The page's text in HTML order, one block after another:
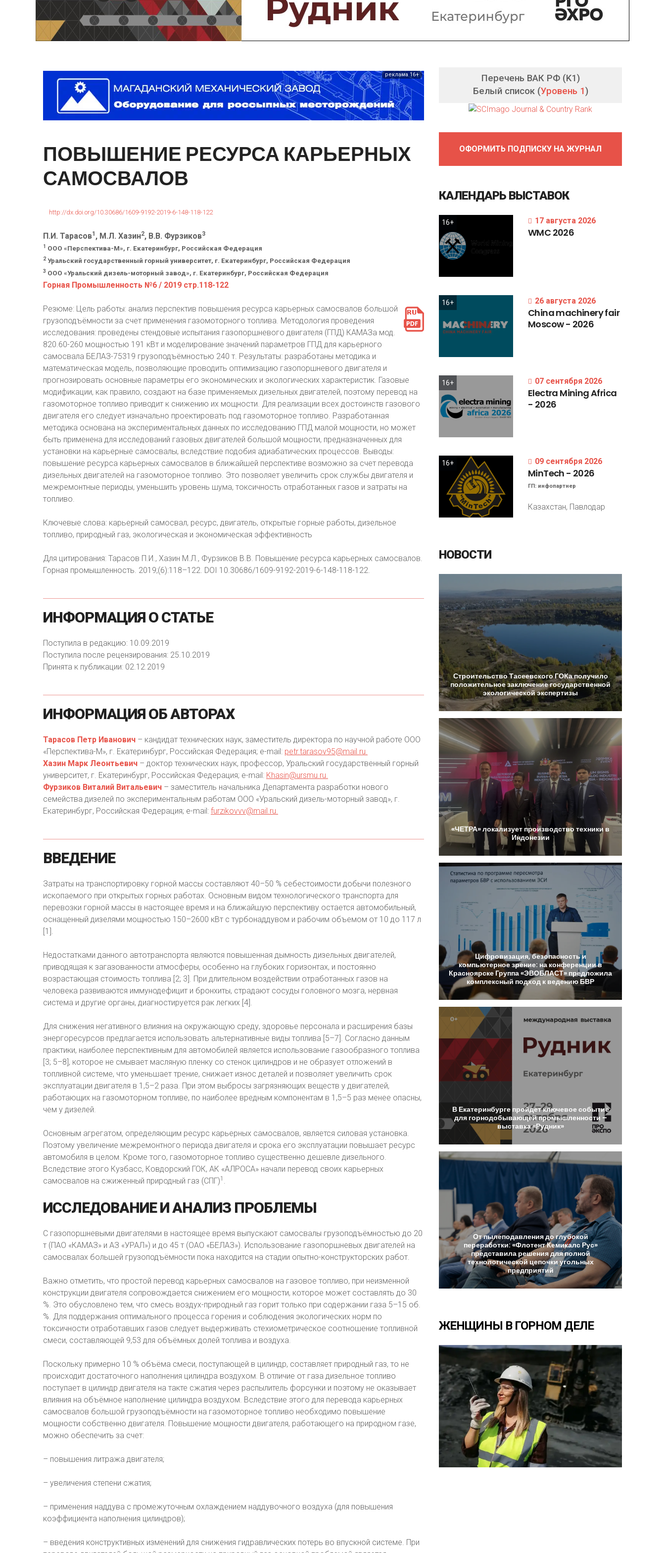
Предприятия и компании
Интервью
Выставки, Конференции
реклама 16+
ПОВЫШЕНИЕРЕСУРСАКАРЬЕРНЫХ
САМОСВАЛОВ
http://dx.doi.org/10.30686/1609-9192-2019-6-148-118-122
П.И. Тарасов1 , М.Л. Хазин2, В.В. Фурзиков3
1 ООО «Перспектива-М», г. Екатеринбург, Российская Федерация
2 Уральский государственный горный университет, г. Екатеринбург, Российская Федерация
3 ООО «Уральский дизель-моторный завод», г. Екатеринбург, Российская Федерация
Горная Промышленность №6 / 2019 стр.118-122
Резюме: Цель работы: анализ перспектив повышения ресурса карьерных самосвалов большой
грузоподъёмности за счет применения газомоторного топлива. Методология проведения
исследования: проведены стендовые испытания газопоршневого двигателя (ГПД) КАМАЗа мод.
820.60-260 мощностью 191 кВт и моделирование значений параметров ГПД для карьерного
самосвала БЕЛАЗ-75319 грузоподъёмностью 240 т. Результаты: разработаны методика и
математическая модель, позволяющие проводить оптимизацию газопоршневого двигателя и
прогнозировать основные параметры его экономических и экологических характеристик. Газовые
модификации, как правило, создают на базе применяемых дизельных двигателей, поэтому перевод на
газомоторное топливо приводит к снижению их мощности. Для реализации всех достоинств газового
двигателя его следует изначально проектировать под газомоторное топливо. Разработанная
методика основана на экспериментальных данных по исследованию ГПД малой мощности, но может
быть применена для исследований газовых двигателей большой мощности, предназначенных для
установки на карьерные самосвалы, вследствие подобия адиабатических процессов. Выводы:
повышение ресурса карьерных самосвалов в ближайшей перспективе возможно за счет перевода
дизельных двигателей на газомоторное топливо. Это позволяет увеличить срок службы двигателя и
межремонтные периоды, уменьшить уровень шума, токсичность отработанных газов и затраты на
топливо.
Ключевые слова: карьерный самосвал, ресурс, двигатель, открытые горные работы, дизельное
топливо, природный газ, экологическая и экономическая эффективность
Для цитирования: Тарасов П.И., Хазин М.Л., Фурзиков В.В. Повышение ресурса карьерных самосвалов.
Горная промышленность. 2019;(6):118–122. DOI 10.30686/1609-9192-2019-6-148-118-122.
ИНФОРМАЦИЯ О СТАТЬЕ
Поступила в редакцию: 10.09.2019
Поступила после рецензирования: 25.10.2019
Принята к публикации: 02.12.2019
ИНФОРМАЦИЯ ОБАВТОРАХ
Тарасов Петр Иванович – кандидат технических наук, заместитель директора по научной работе ООО
«Перспектива-М», г. Екатеринбург, Российская Федерация; e-mail: petr.tarasov95@mail.ru.
Хазин Марк Леонтьевич – доктор технических наук, профессор, Уральский государственный горный
университет, г. Екатеринбург, Российская Федерация; e-mail: Khasin@ursmu.ru.
Фурзиков Виталий Витальевич – заместитель начальника Департамента разработки нового
семейства дизелей по экспериментальным работам ООО «Уральский дизель-моторный завод», г.
Екатеринбург, Российская Федерация; e-mail: furzikovvv@mail.ru.
ВВЕДЕНИЕ
Затраты на транспортировку горной массы составляют 40–50 % себестоимости добычи полезного
ископаемого при открытых горных работах. Основным видом технологического транспорта для
перевозки горной массы в настоящее время и на ближайшую перспективу остается автомобильный,
оснащенный дизелями мощностью 150–2600 кВт с турбонаддувом и рабочим объемом от 10 до 117 л
[1].
Недостатками данного автотранспорта являются повышенная дымность дизельных двигателей,
приводящая к загазованности атмосферы, особенно на глубоких горизонтах, и постоянно
возрастающая стоимость топлива [2; 3]. При длительном воздействии отработанных газов на
человека развиваются иммунодефицит и бронхиты, страдают сосуды головного мозга, нервная
система и другие органы, диагностируется рак легких [4].
Для снижения негативного влияния на окружающую среду, здоровье персонала и расширения базы
энергоресурсов предлагается использовать альтернативные виды топлива [5–7]. Согласно данным
практики, наиболее перспективным для автомобилей является использование газообразного топлива
[3; 5–8], которое не смывает масляную пленку со стенок цилиндров и не образует отложений в
топливной системе, что уменьшает трение, снижает износ деталей и позволяет увеличить срок
эксплуатации двигателя в 1,5–2 раза. При этом выбросы загрязняющих веществ у двигателей,
работающих на газомоторном топливе, по наиболее вредным компонентам в 1,5–5 раз менее опасны,
чем у дизелей.
Основным агрегатом, определяющим ресурс карьерных самосвалов, является силовая установка.
Поэтому увеличение межремонтного периода двигателя и срока его эксплуатации повышает ресурс
автомобиля в целом. Кроме того, газомоторное топливо существенно дешевле дизельного.
Вследствие этого Кузбасс, Ковдорский ГОК, АК «АЛРОСА» начали перевод своих карьерных
самосвалов на сжиженный природный газ (СПГ)1 .
ИССЛЕДОВАНИЕ ИАНАЛИЗ ПРОБЛЕМЫ
С газопоршневыми двигателями в настоящее время выпускают самосвалы грузоподъёмностью до 20
т (ПАО «КАМАЗ» и АЗ «УРАЛ») и до 45 т (ОАО «БЕЛАЗ»). Использование газопоршневых двигателей на
самосвалах большей грузоподъёмности пока находится на стадии опытно-конструкторских работ.
Важно отметить, что простой перевод карьерных самосвалов на газовое топливо, при неизменной
конструкции двигателя сопровождается снижением его мощности, которое может составлять до 30
%. Это обусловлено тем, что смесь воздух-природный газ горит только при содержании газа 5–15 об.
%. Для поддержания оптимального процесса горения и соблюдения экологических норм по
токсичности отработавших газов следует выдерживать стехиометрическое соотношение топливной
смеси, составляющей 9,53 для объёмных долей топлива и воздуха.
Поскольку примерно 10 % объёма смеси, поступающей в цилиндр, составляет природный газ, то не
происходит достаточного наполнения цилиндра воздухом. В отличие от газа дизельное топливо
поступает в цилиндр двигателя на такте сжатия через распылитель форсунки и поэтому не оказывает
влияния на объёмное наполнение цилиндра воздухом. Вследствие этого для перевода карьерных
самосвалов большой грузоподъёмности на газомоторное топливо необходимо повышение
мощности собственно двигателя. Повышение мощности двигателя, работающего на природном газе,
можно обеспечить за счет:
– повышения литража двигателя;
– увеличения степени сжатия;
– применения наддува с промежуточным охлаждением наддувочного воздуха (для повышения
коэффициента наполнения цилиндров);
– введения конструктивных изменений для снижения гидравлических потерь во впускной системе. При
Перечень ВАК РФ (K1)
Белый список (Уровень 1)
ОФОРМИТЬ ПОДПИСКУ НА ЖУРНАЛ
КАЛЕНДАРЬ ВЫСТАВОК
16+ 17 августа 2026
WMC 2026
16+ 26 августа 2026
Chinamachineryfair
Moscow- 2026
16+ 07 сентября 2026
Electra MiningAfrica
- 2026
16+ 09 сентября 2026
MinTech - 2026
ГП: инфопартнер
Казахстан, Павлодар
НОВОСТИ
СтроительствоТасеевскогоГОКаполучило
положительноезаключениегосударственной
экологическойэкспертизы
«ЧЕТРА»локализует производство техники в
Индонезии
Цифровизация,безопасностьи
компьютерноезрение: на конференциив
КрасноярскеГруппа«ЭВОБЛАСТ» предложила
комплексный подход к ведению БВР
В Екатеринбурге пройдетключевоесобытие
для горнодобывающейпромышленности –
выставка«Рудник»
Отпылеподавлениядоглубокой
переработки:«ФлотентКемикалсРус»
представила решениядляполной
технологическойцепочкиугольных
предприятий
ЖЕНЩИНЫ В ГОРНОМ ДЕЛЕ